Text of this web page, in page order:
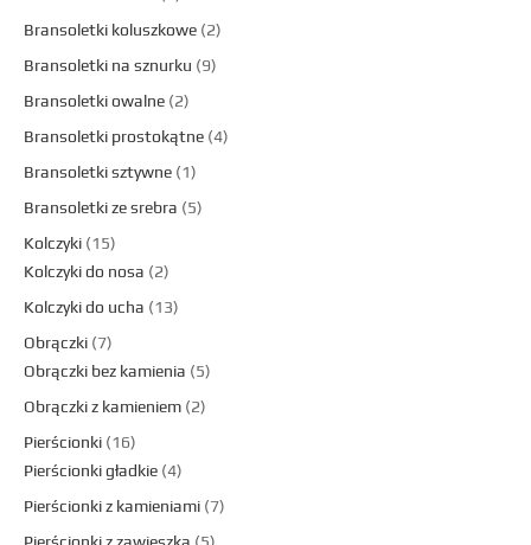
Bransoletki koluszkowe 2
Bransoletki na sznurku
9
Bransoletki owalne 2
Bransoletki prostokątne 4
Bransoletki sztywne 1
Bransoletki ze srebra
5
Kolczyki 15
Kolczyki do nosa
2
Kolczyki do ucha
13
Obrączki 7
Obrączki bez kamienia
5
Obrączki z kamieniem 2
Pierścionki 16
Pierścionki gładkie 4
Pierścionki z kamieniami 7